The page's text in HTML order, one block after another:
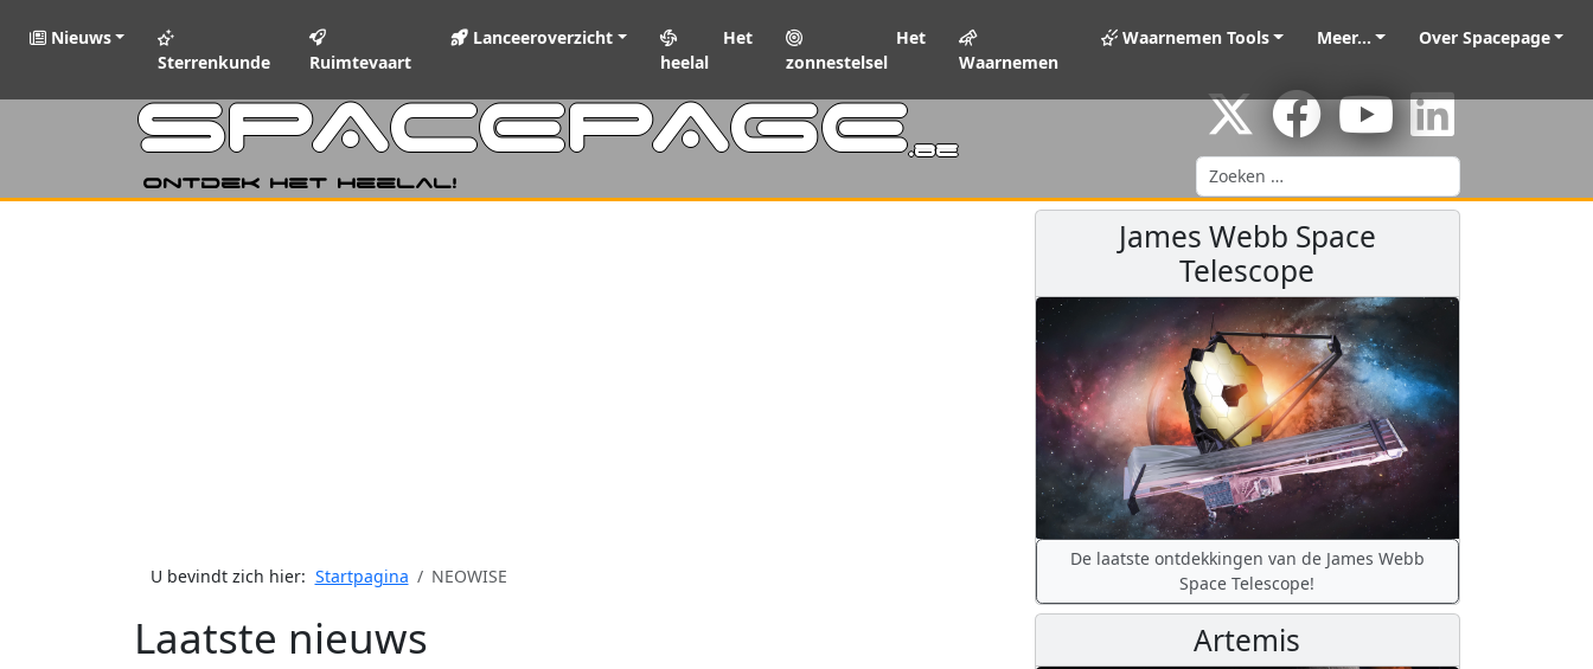
Nieuws
Sterrenkunde
Ruimtevaart
Lanceeroverzicht
Het
heelal
Het
zonnestelsel
Waarnemen
Waarnemen Tools Meer... Over Spacepage
SPACEPAGE.be
Ontdek het heelal!
Zoeken
U bevindt zich hier: Startpagina NEOWISE
Laatste nieuws
James Webb Space
Telescope
De laatste ontdekkingen van de James Webb
Space Telescope!
Artemis